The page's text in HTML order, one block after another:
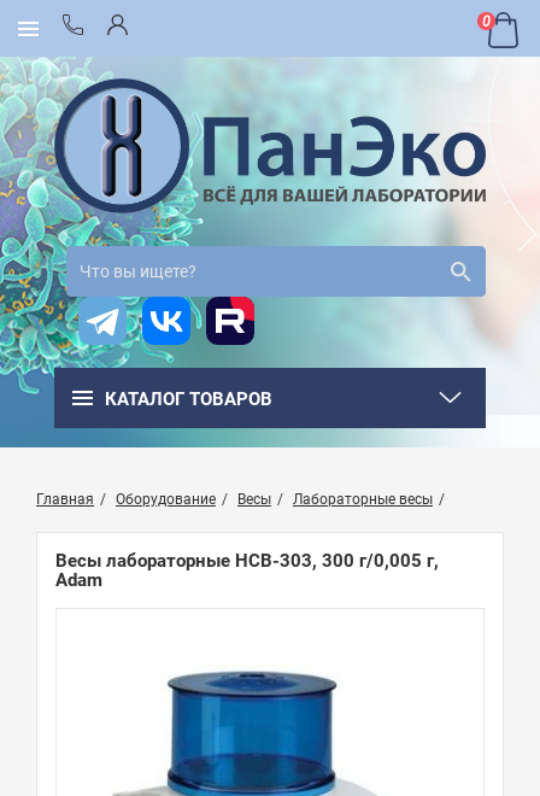
0
КАТАЛОГ ТОВАРОВ
Главная Оборудование Весы Лабораторные весы
Весы лабораторные HCB-303, 300 г/0,005 г,
Adam